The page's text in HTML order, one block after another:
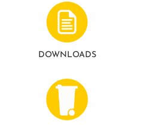
DOWNLOADS